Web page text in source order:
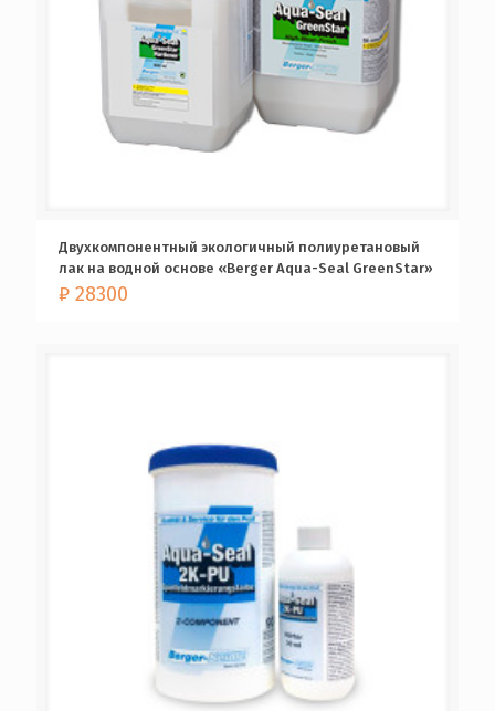
Двухкомпонентный экологичный полиуретановый
лак на водной основе «Berger Aqua-Seal GreenStar»
₽ 28300